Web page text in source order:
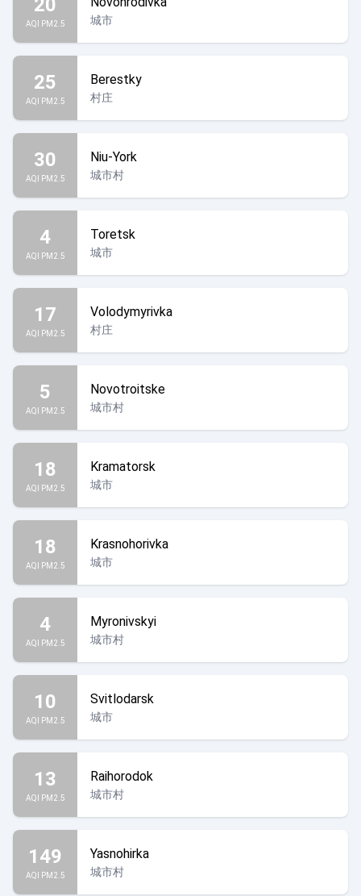
AQI PM2.5 城市
25
AQI PM2.5
Berestky
村庄
30
AQI PM2.5
Niu-York
城市村
4
AQI PM2.5
Toretsk
城市
17
AQI PM2.5
Volodymyrivka
村庄
5
AQI PM2.5
Novotroitske
城市村
18
AQI PM2.5
Kramatorsk
城市
18
AQI PM2.5
Krasnohorivka
城市
4
AQI PM2.5
Myronivskyi
城市村
10
AQI PM2.5
Svitlodarsk
城市
13
AQI PM2.5
Raihorodok
城市村
149
AQI PM2.5
Yasnohirka
城市村